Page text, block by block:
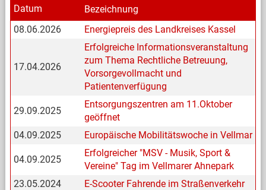
Datum
Bezeichnung
08.06.2026
Energiepreis des Landkreises Kassel
17.04.2026
Erfolgreiche Informationsveranstaltung
zum Thema Rechtliche Betreuung,
Vorsorgevollmacht und
Patientenverfügung
29.09.2025
Entsorgungszentren am 11.Oktober
geöffnet
04.09.2025
Europäische Mobilitätswoche in Vellmar
04.09.2025
Erfolgreicher "MSV - Musik, Sport &
Vereine" Tag im Vellmarer Ahnepark
23.05.2024
E-Scooter Fahrende im Straßenverkehr